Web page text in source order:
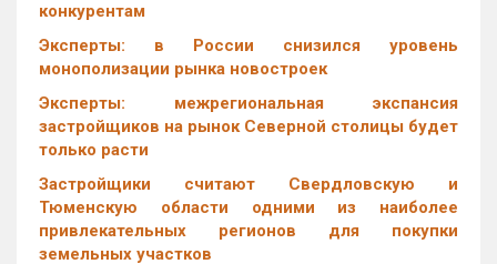
конкурентам
Эксперты: в России снизился уровень
монополизации рынка новостроек
Эксперты: межрегиональная экспансия
застройщиков на рынок Северной столицы будет
только расти
Застройщики считают Свердловскую и
Тюменскую области одними из наиболее
привлекательных регионов для покупки
земельных участков